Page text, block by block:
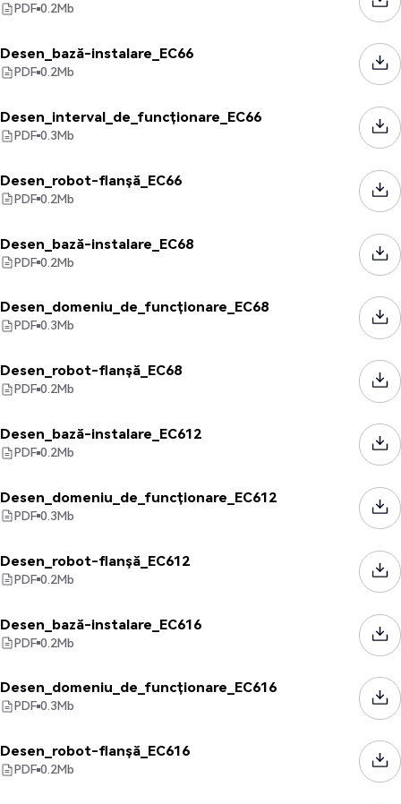
PDF 0.2Mb
Desen_bază-instalare_EC66
PDF 0.2Mb
Desen_interval_de_funcționare_EC66
PDF 0.3Mb
Desen_robot-flanșă_EC66
PDF 0.2Mb
Desen_bază-instalare_EC68
PDF 0.2Mb
Desen_domeniu_de_funcționare_EC68
PDF 0.3Mb
Desen_robot-flanșă_EC68
PDF 0.2Mb
Desen_bază-instalare_EC612
PDF 0.2Mb
Desen_domeniu_de_funcționare_EC612
PDF 0.3Mb
Desen_robot-flanșă_EC612
PDF 0.2Mb
Desen_bază-instalare_EC616
PDF 0.2Mb
Desen_domeniu_de_funcționare_EC616
PDF 0.3Mb
Desen_robot-flanșă_EC616
PDF 0.2Mb